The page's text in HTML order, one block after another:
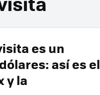
es un
así es el
y la